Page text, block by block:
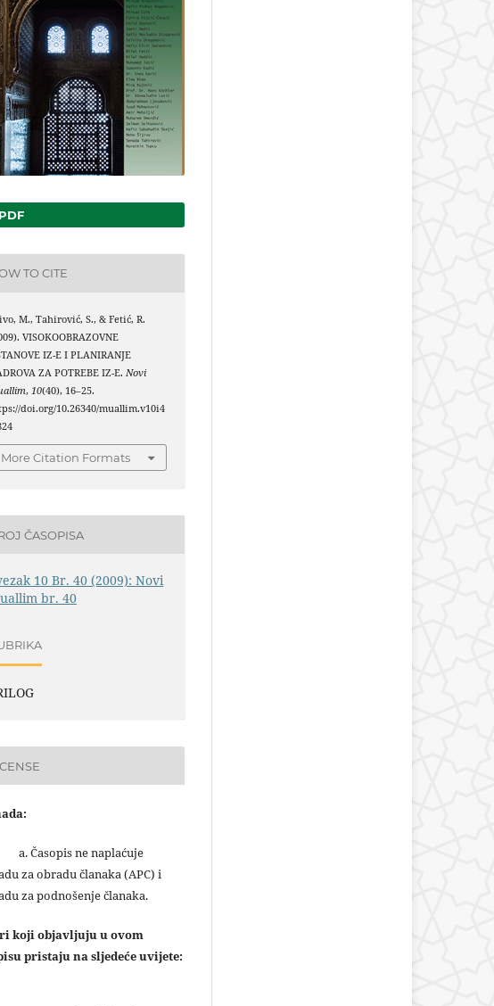
PDF
TO CITE
M., Tahirović, S., & Fetić, R.
VISOKOOBRAZOVNE
IZ-E I PLANIRANJE
ZA POTREBE IZ-E. Novi
, 10(40), 16–25.
doi.org/10.26340/muallim.v10i4
More Citation Formats
ČASOPISA
10 Br. 40 (2009): Novi
br. 40
ne naplaćuje
za obradu članaka (APC) i
za podnošenje članaka.
koji objavljuju u ovom
pristaju na sljedeće uvijete: